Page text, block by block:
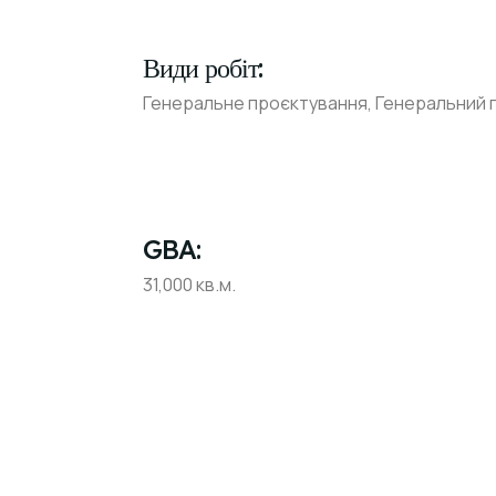
Види робіт:
Генеральне проєктування, Генеральний
GBA:
31,000 кв.м.